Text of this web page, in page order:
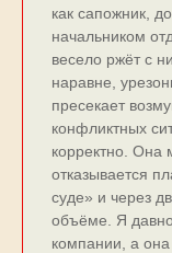
как сапожник,
начальником
весело ржёт с
наравне,
пресекает
конфликтных
корректно. Она
отказывается
суде» и через
объёме. Я
компании, а